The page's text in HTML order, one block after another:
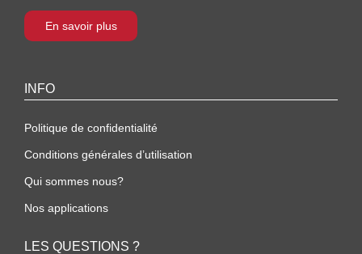
En savoir plus
INFO
Politique de confidentialité
Conditions générales d’utilisation
Qui sommes nous?
Nos applications
LES QUESTIONS ?